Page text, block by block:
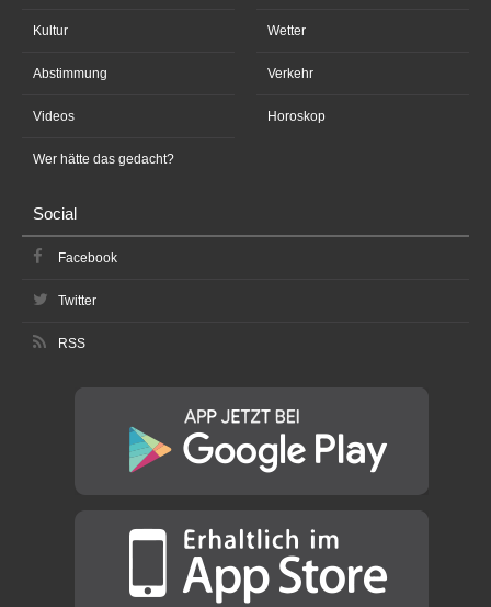
Kultur
Abstimmung
Videos
Wer hätte das gedacht?
Wetter
Verkehr
Horoskop
Social
Facebook
Twitter
RSS